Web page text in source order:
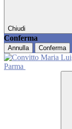
Chiudi
Conferma
Annulla Conferma
Parma